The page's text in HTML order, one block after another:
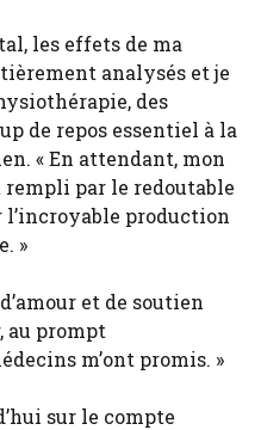
les effets de ma
analysés et je
des
de repos essentiel à la
« En attendant, mon
par le redoutable
l’incroyable production
»
et de soutien
au prompt
m’ont promis. »
sur le compte